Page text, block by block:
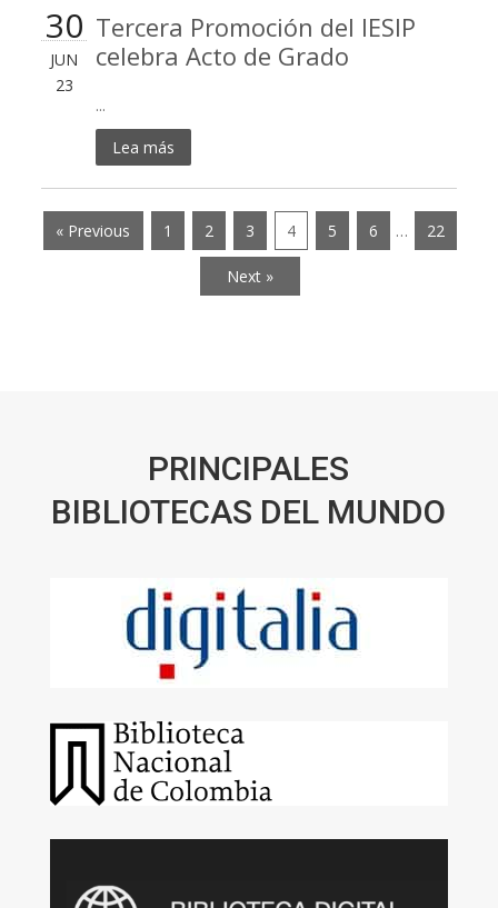
30
JUN
23
Tercera Promoción del IESIP
celebra Acto de Grado
...
Lea más
« Previous 1 2 3 4 5 6 … 22
Next »
PRINCIPALES
BIBLIOTECAS DEL MUNDO